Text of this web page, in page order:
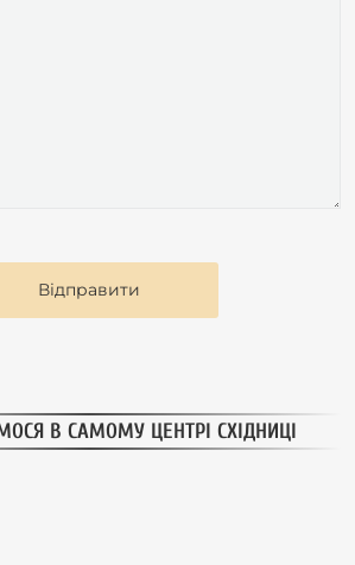
Відправити
В САМОМУ ЦЕНТРІ СХІДНИЦІ